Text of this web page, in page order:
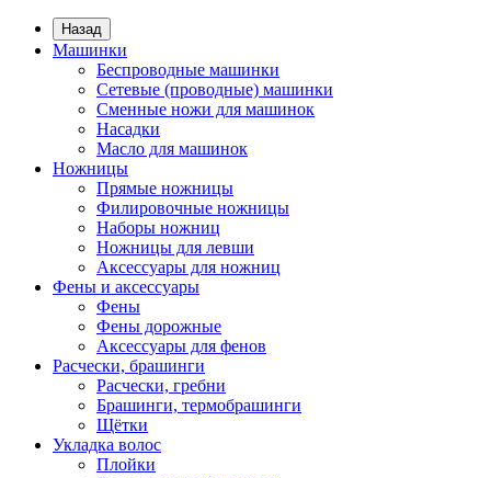
Назад
Машинки
Беспроводные машинки
Сетевые (проводные) машинки
Сменные ножи для машинок
Насадки
Масло для машинок
Ножницы
Прямые ножницы
Филировочные ножницы
Наборы ножниц
Ножницы для левши
Аксессуары для ножниц
Фены и аксессуары
Фены
Фены дорожные
Аксессуары для фенов
Расчески, брашинги
Расчески, гребни
Брашинги, термобрашинги
Щётки
Укладка волос
Плойки